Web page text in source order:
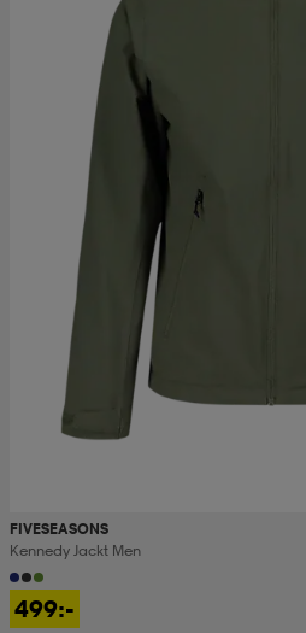
FIVESEASONS
Kennedy Jackt Men
499:-